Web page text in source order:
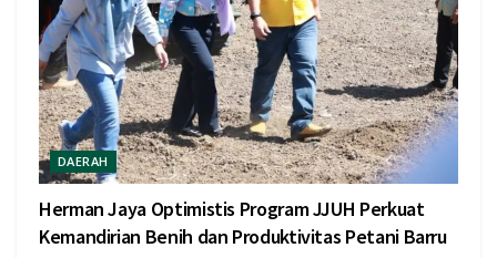
DAERAH
Herman Jaya Optimistis Program JJUH Perkuat
Kemandirian Benih dan Produktivitas Petani Barru